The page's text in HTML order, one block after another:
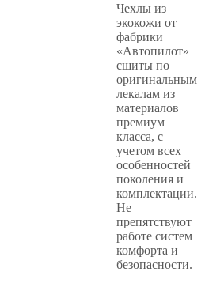
Чехлы из
экокожи от
фабрики
«Автопилот»
сшиты по
оригинальным
лекалам из
материалов
премиум
класса, с
учетом всех
особенностей
поколения и
комплектации.
Не
препятствуют
работе систем
комфорта и
безопасности.